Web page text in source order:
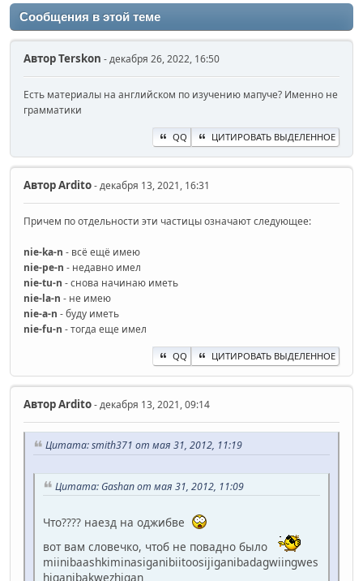
Сообщения в этой теме
АвторTerskon - декабря 26, 2022, 16:50
Есть материалы на английском по изучению мапуче? Именно не
грамматики
QQ ЦИТИРОВАТЬ ВЫДЕЛЕННОЕ
АвторArdito- декабря 13, 2021, 16:31
Причем по отдельности эти частицы означают следующее:
nie-ka-n - всё ещё имею
nie-pe-n - недавно имел
nie-tu-n - снова начинаю иметь
nie-la-n - не имею
nie-a-n - буду иметь
nie-fu-n - тогда еще имел
QQ ЦИТИРОВАТЬ ВЫДЕЛЕННОЕ
АвторArdito- декабря 13, 2021, 09:14
Цитата: smith371 от мая 31, 2012, 11:19
Цитата: Gashan от мая 31, 2012, 11:09
Что???? наезд на оджибве
вот вам словечко, чтоб не повадно было
miinibaashkiminasiganibiitoosijiganibadagwiingwes
higanibakwezhigan